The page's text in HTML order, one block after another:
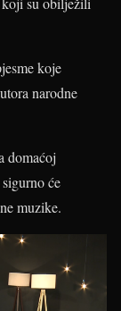
koje
narodne
domaćoj
će
muzike.